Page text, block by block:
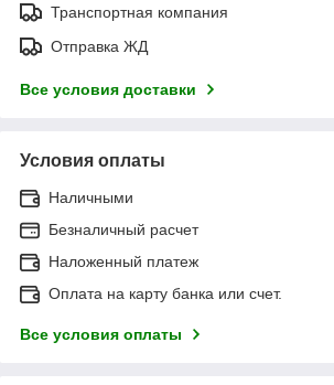
Транспортная компания
Отправка ЖД
Все условия доставки
Условия оплаты
Наличными
Безналичный расчет
Наложенный платеж
Оплата на карту банка или счет.
Все условия оплаты